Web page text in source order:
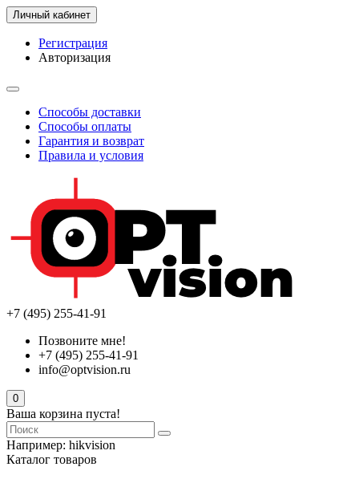
Личный кабинет
Регистрация
Авторизация
Способы доставки
Способы оплаты
Гарантия и возврат
Правила и условия
+7 (495) 255-41-91
Позвоните мне!
+7 (495) 255-41-91
info@optvision.ru
0
Ваша корзина пуста!
Например: hikvision
Каталог товаров